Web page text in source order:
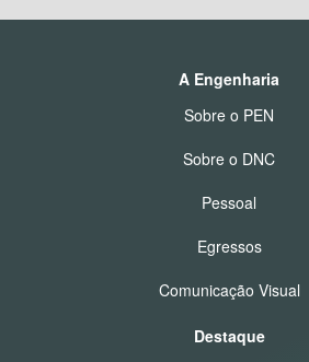
A Engenharia
Sobre o PEN
Sobre o DNC
Pessoal
Egressos
Comunicação Visual
Destaque